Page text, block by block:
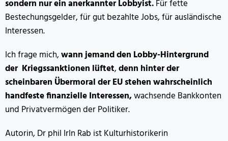
sondern nur ein anerkannter Lobbyist.Für fette
Bestechungsgelder, für gut bezahlte Jobs, für ausländische
Interessen.
Ich frage mich,wann jemand den Lobby-Hintergrund
der Kriegssanktionen lüftet,denn hinter der
scheinbaren Übermoral der EU stehen wahrscheinlich
handfeste finanzielle Interessen,wachsende Bankkonten
und Privatvermögen der Politiker.
Autorin, Dr phil Irln Rab ist Kulturhistorikerin